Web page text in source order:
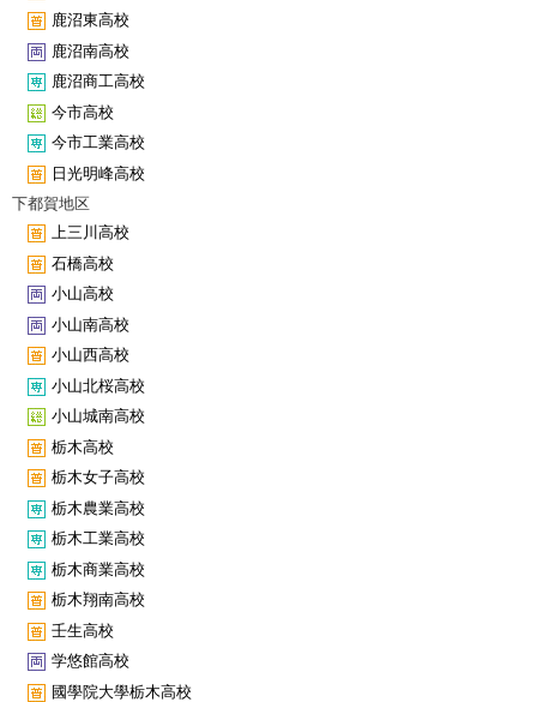
鹿沼東高校
鹿沼南高校
鹿沼商工高校
今市高校
今市工業高校
日光明峰高校
下都賀地区
上三川高校
石橋高校
小山高校
小山南高校
小山西高校
小山北桜高校
小山城南高校
栃木高校
栃木女子高校
栃木農業高校
栃木工業高校
栃木商業高校
栃木翔南高校
壬生高校
学悠館高校
國學院大學栃木高校